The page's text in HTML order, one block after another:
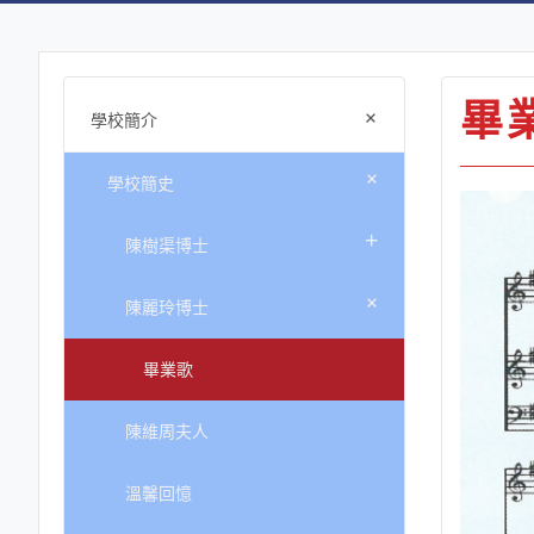
學校簡介 +
學校簡史 +
陳樹渠博士 +
陳麗玲博士 +
畢業歌
陳維周夫人
溫馨回憶
畢